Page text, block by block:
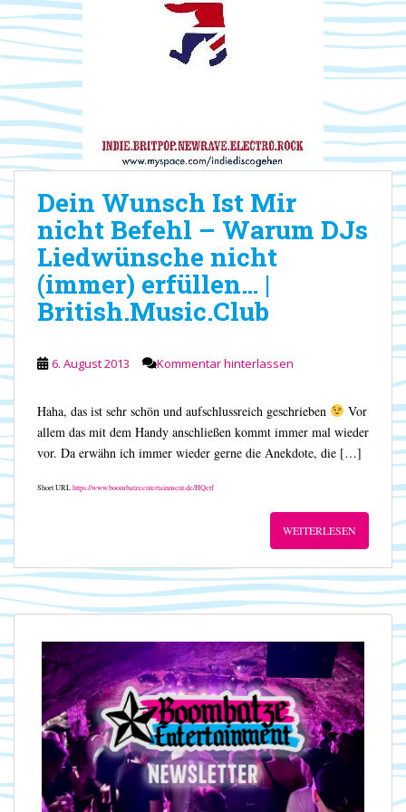
Dein Wunsch Ist Mir
nicht Befehl – Warum DJs
Liedwünsche nicht
(immer) erfüllen… |
British.Music.Club
6. August 2013 Kommentar hinterlassen
Haha, das ist sehr schön und aufschlussreich geschrieben
Vor
allem das mit dem Handy anschließen kommt immer mal wieder
vor. Da erwähn ich immer wieder gerne die Anekdote, die […]
Short URLhttps://www.boombatzeentertainment.de/HQetf
WEITERLESEN